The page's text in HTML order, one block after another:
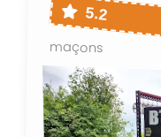
5.2
maçons